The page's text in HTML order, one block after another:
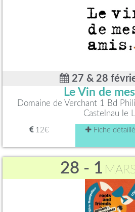
27 & 28
Le Vin de
Domaine de Verchant 1 Bd
Castelnau le
12€ Fiche
28 - 1 MARS